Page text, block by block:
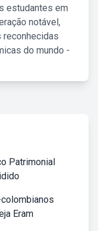
estudantes em
notável,
reconhecidas
do mundo -
Patrimonial
Eram